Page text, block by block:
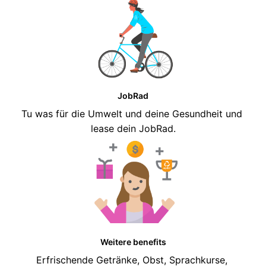
JobRad
Tu was für die Umwelt und deine Gesundheit und
lease dein JobRad.
Weitere benefits
Erfrischende Getränke, Obst, Sprachkurse,